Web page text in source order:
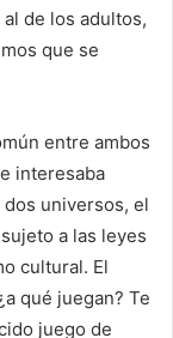
de los adultos,
que se
entre ambos
interesaba
universos, el
a las leyes
cultural. El
qué juegan? Te
juego de